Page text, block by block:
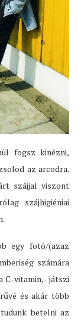
fogsz kinézni,
az arcodra.
szájjal viszont
szájhigiéniai
egy fotó/(azaz
számára
C-vitamin,- játszi
és akár több
betelni az